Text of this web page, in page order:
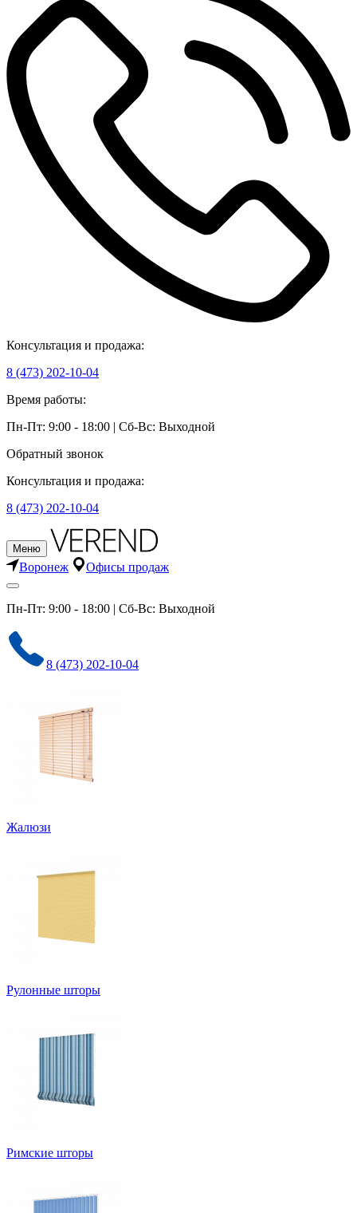
Консультация и продажа:
8 (473) 202-10-04
Время работы:
Пн-Пт: 9:00 - 18:00 | Сб-Вс: Выходной
Обратный звонок
Консультация и продажа:
8 (473) 202-10-04
Меню
Воронеж Офисы продаж
Пн-Пт: 9:00 - 18:00 | Сб-Вс: Выходной
8 (473) 202-10-04
Жалюзи
Рулонные шторы
Римские шторы